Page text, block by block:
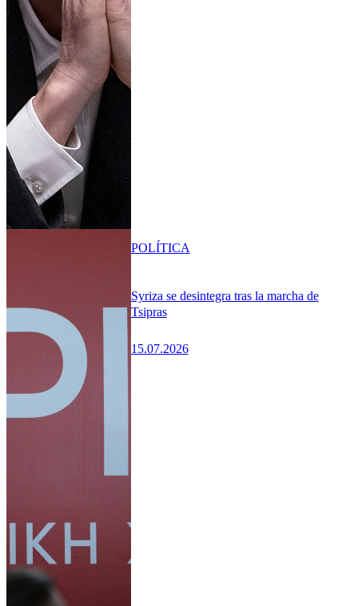
Syriza se desintegra tras la marcha de
Tsipras
15.07.2026
POLÍTICA